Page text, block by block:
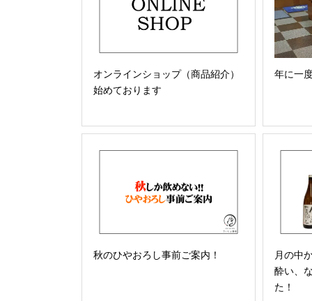
オンラインショップ（商品紹介）
始めております
年に一
秋のひやおろし事前ご案内！
月の中
酔い、
た！